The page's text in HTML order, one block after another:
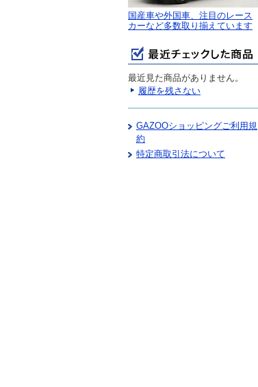
国産車や外国車、注目のレース
カーなど多数取り揃えています
最近見た商品がありません。
履歴を残さない
GAZOOショッピングご利用規
約
特定商取引法について